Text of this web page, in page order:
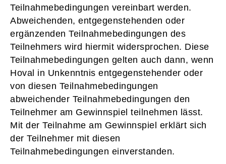
Teilnahmebedingungen vereinbart werden.
Abweichenden, entgegenstehenden oder
ergänzenden Teilnahmebedingungen des
Teilnehmers wird hiermit widersprochen. Diese
Teilnahmebedingungen gelten auch dann, wenn
Hoval in Unkenntnis entgegenstehender oder
von diesen Teilnahmebedingungen
abweichender Teilnahmebedingungen den
Teilnehmer am Gewinnspiel teilnehmen lässt.
Mit der Teilnahme am Gewinnspiel erklärt sich
der Teilnehmer mit diesen
Teilnahmebedingungen einverstanden.